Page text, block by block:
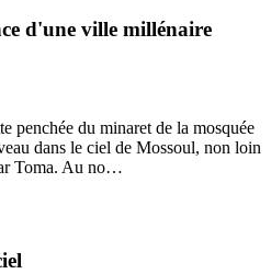
d'une ville millénaire
penchée du minaret de la mosquée
dans le ciel de Mossoul, non loin
Toma. Au no…